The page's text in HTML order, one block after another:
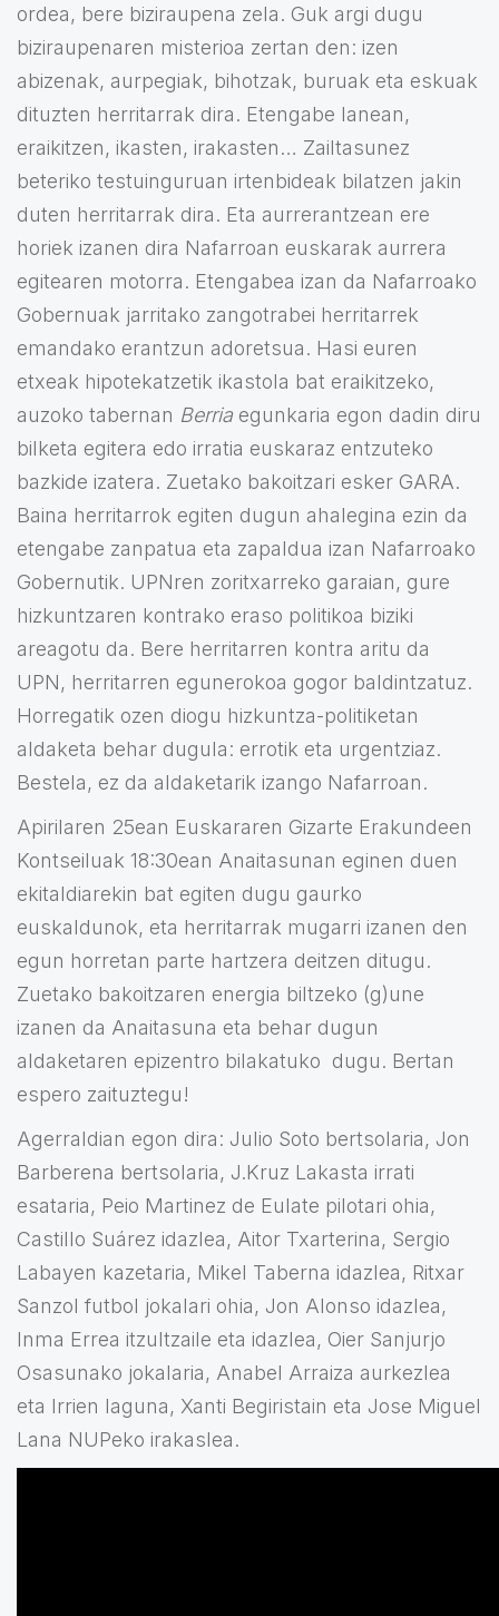
ordea, bere biziraupena zela. Guk argi dugu
biziraupenaren misterioa zertan den: izen
abizenak, aurpegiak, bihotzak, buruak eta eskuak
dituzten herritarrak dira. Etengabe lanean,
eraikitzen, ikasten, irakasten… Zailtasunez
beteriko testuinguruan irtenbideak bilatzen jakin
duten herritarrak dira. Eta aurrerantzean ere
horiek izanen dira Nafarroan euskarak aurrera
egitearen motorra. Etengabea izan da Nafarroako
Gobernuak jarritako zangotrabei herritarrek
emandako erantzun adoretsua. Hasi euren
etxeak hipotekatzetik ikastola bat eraikitzeko,
auzoko tabernan Berria egunkaria egon dadin diru
bilketa egitera edo irratia euskaraz entzuteko
bazkide izatera. Zuetako bakoitzari esker GARA.
Baina herritarrok egiten dugun ahalegina ezin da
etengabe zanpatua eta zapaldua izan Nafarroako
Gobernutik. UPNren zoritxarreko garaian, gure
hizkuntzaren kontrako eraso politikoa biziki
areagotu da. Bere herritarren kontra aritu da
UPN, herritarren egunerokoa gogor baldintzatuz.
Horregatik ozen diogu hizkuntza-politiketan
aldaketa behar dugula: errotik eta urgentziaz.
Bestela, ez da aldaketarik izango Nafarroan.
Apirilaren 25ean Euskararen Gizarte Erakundeen
Kontseiluak 18:30ean Anaitasunan eginen duen
ekitaldiarekin bat egiten dugu gaurko
euskaldunok, eta herritarrak mugarri izanen den
egun horretan parte hartzera deitzen ditugu.
Zuetako bakoitzaren energia biltzeko (g)une
izanen da Anaitasuna eta behar dugun
aldaketaren epizentro bilakatuko dugu. Bertan
espero zaituztegu!
Agerraldian egon dira: Julio Soto bertsolaria, Jon
Barberena bertsolaria, J.Kruz Lakasta irrati
esataria, Peio Martinez de Eulate pilotari ohia,
Castillo Suárez idazlea, Aitor Txarterina, Sergio
Labayen kazetaria, Mikel Taberna idazlea, Ritxar
Sanzol futbol jokalari ohia, Jon Alonso idazlea,
Inma Errea itzultzaile eta idazlea, Oier Sanjurjo
Osasunako jokalaria, Anabel Arraiza aurkezlea
eta Irrien laguna, Xanti Begiristain eta Jose Miguel
Lana NUPeko irakaslea.